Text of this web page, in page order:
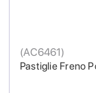
Pastiglie Freno
(AC6461)